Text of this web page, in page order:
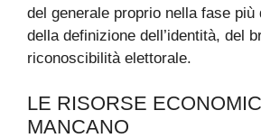
del generale proprio nella fase più
della definizione dell’identità, del
riconoscibilità elettorale.
LE RISORSE
MANCANO